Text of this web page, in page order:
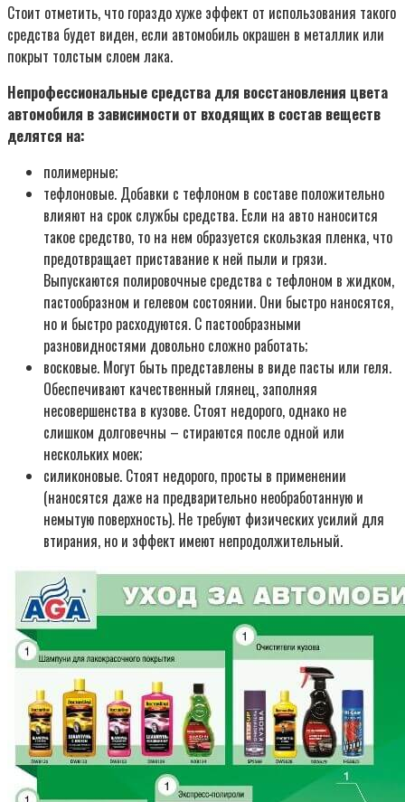
Стоит отметить, что гораздо хуже эффект от использования такого
средства будет виден, если автомобиль окрашен в металлик или
покрыт толстым слоем лака.
Непрофессиональные средства для восстановления цвета
автомобиля в зависимости от входящих в состав веществ
делятся на:
полимерные;
тефлоновые. Добавки с тефлоном в составе положительно
влияют на срок службы средства. Если на авто наносится
такое средство, то на нем образуется скользкая пленка, что
предотвращает приставание к ней пыли и грязи.
Выпускаются полировочные средства с тефлоном в жидком,
пастообразном и гелевом состоянии. Они быстро наносятся,
но и быстро расходуются. С пастообразными
разновидностями довольно сложно работать;
восковые. Могут быть представлены в виде пасты или геля.
Обеспечивают качественный глянец, заполняя
несовершенства в кузове. Стоят недорого, однако не
слишком долговечны – стираются после одной или
нескольких моек;
силиконовые. Стоят недорого, просты в применении
(наносятся даже на предварительно необработанную и
немытую поверхность). Не требуют физических усилий для
втирания, но и эффект имеют непродолжительный.